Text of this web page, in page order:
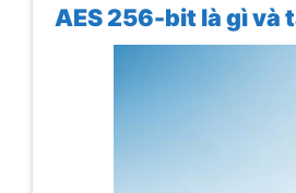
AES 256-bit là gì và